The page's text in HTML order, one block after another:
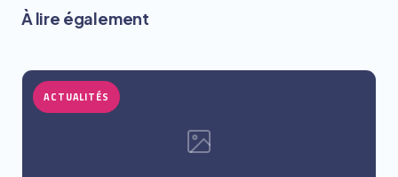
À lire également
ACTUALITÉS